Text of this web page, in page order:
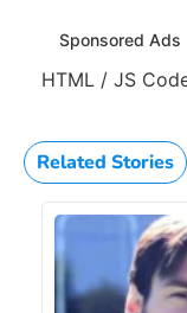
Sponsored Ads
HTML / JS
Related Stories